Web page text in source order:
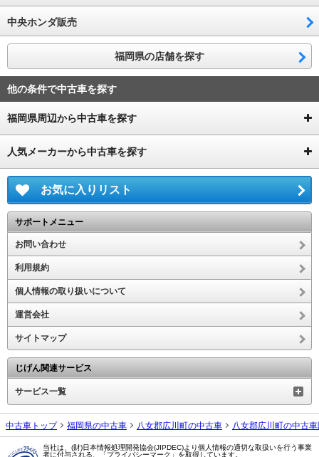
中央ホンダ販売
福岡県の店舗を探す
他の条件で中古車を探す
福岡県周辺から中古車を探す
人気メーカーから中古車を探す
お気に入りリスト
サポートメニュー
お問い合わせ
利用規約
個人情報の取り扱いについて
運営会社
サイトマップ
じげん関連サービス
サービス一覧
中古車トップ 福岡県の中古車 八女郡広川町の中古車 八女郡広川町の中古
当社は、(財)日本情報処理開発協会(JIPDEC)より個人情報の適切な取扱いを行う事業
者に付与される、「プライバシーマーク」を取得しています。